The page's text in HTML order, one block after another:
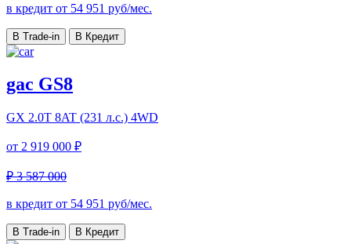
в кредит от 54 951 руб/мес.
В Trade-in В Кредит
gac GS8
GX 2.0T 8AT (231 л.с.) 4WD
от 2 919 000 ₽
₽ 3 587 000
в кредит от 54 951 руб/мес.
В Trade-in В Кредит